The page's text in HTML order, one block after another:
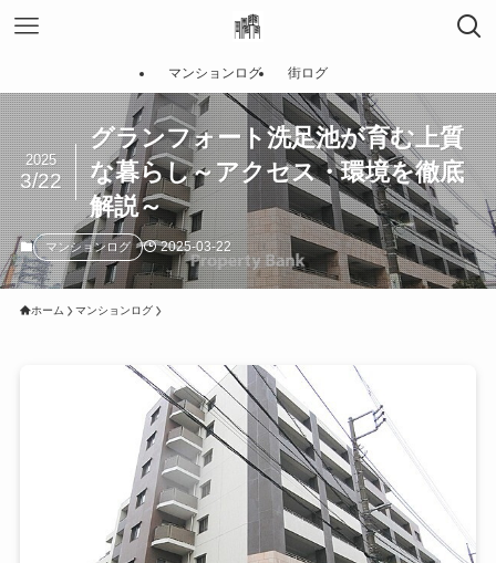
マンションログ 街ログ
グランフォート洗足池が育む上質
な暮らし～アクセス・環境を徹底
解説～
2025
3/22
マンションログ 2025-03-22
ホーム マンションログ